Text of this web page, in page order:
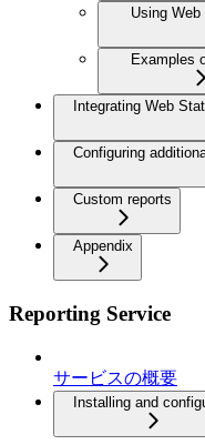
Using
Examples
Integrating Web
Configuring
Custom reports
Appendix
Reporting Service
サービスの概要
Installing and